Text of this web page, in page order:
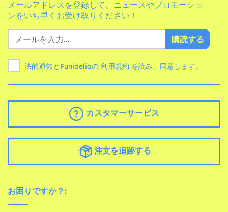
メールアドレスを登録して、ニュースやプロモーショ
ンをいち早くお受け取りください！
購読する
法的通知とFunideliaの 利用規約 を読み、同意します。
カスタマーサービス
注文を追跡する
お困りですか？: